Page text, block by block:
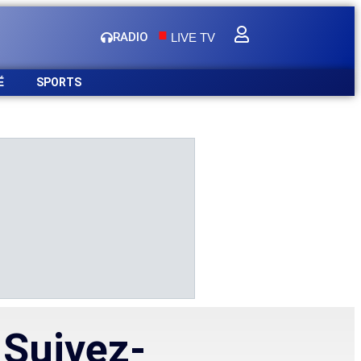
RADIO LIVE TV
SPORTS
Suivez-